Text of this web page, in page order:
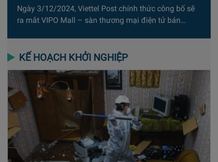
Ngày 3/12/2024, Viettel Post chính thức công bố sẽ
ra mắt VIPO Mall – sàn thương mại điện tử bán…
KẾ HOẠCH KHỞI NGHIỆP